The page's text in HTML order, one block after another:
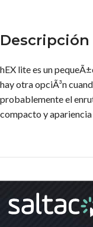
Descripción
hEX lite es un
hay otra opciÃ³n
probablemente el
compacto y